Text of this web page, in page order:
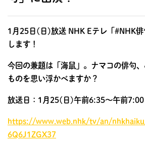
1月25日(日)放送 NHK Eテレ「#NHK
します！
今回の兼題は「海鼠」。ナマコの俳句
ものを思い浮かべますか？
放送日：1月25(日)午前6:35〜午前7:00
https://www.web.nhk/tv/an/
6Q6J1ZGX37